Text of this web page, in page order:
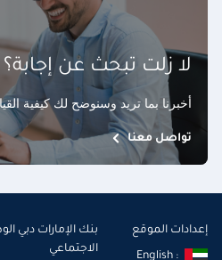
لا زلت تبحث عن إجابة؟
أخبرنا بما تريد وسنوضح لك كيفية
تواصل معنا
إعدادات الموقع
English :
بنك الإمارات دبي
الاجتماعي